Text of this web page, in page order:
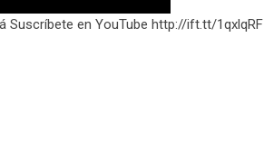
Suscríbete en YouTube http://ift.tt/1qxlqRF